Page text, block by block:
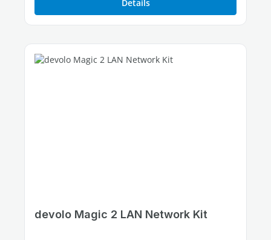
Details
devolo Magic 2 LAN Network Kit